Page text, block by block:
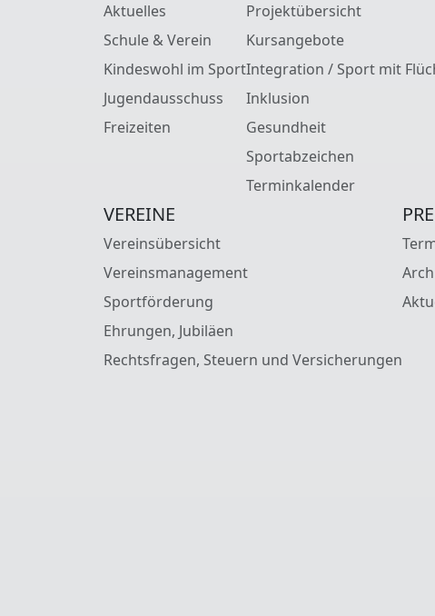
Aktuelles
Schule & Verein
Kindeswohl im Sport
Jugendausschuss
Freizeiten
Projektübersicht
Kursangebote
Integration / Sport mit
Inklusion
Gesundheit
Sportabzeichen
Terminkalender
VEREINE
Vereinsübersicht
Vereinsmanagement
Sportförderung
Ehrungen, Jubiläen
Rechtsfragen, Steuern und Versicherungen